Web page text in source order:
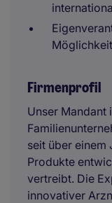
Firmenprofil
Unser Mandant
seit über
Produkte
vertreibt. Die
innovativer